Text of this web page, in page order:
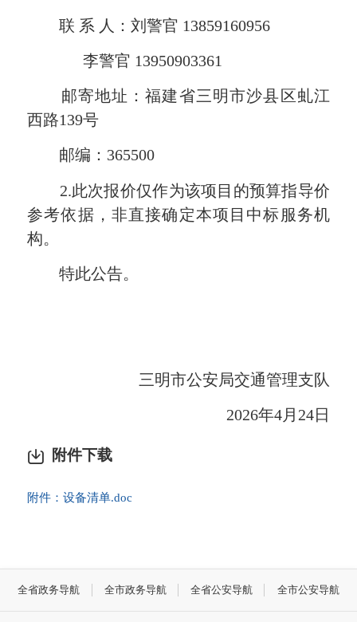
联 系 人：刘警官 13859160956
李警官 13950903361
邮寄地址：福建省三明市沙县区虬江
西路139号
邮编： 365500
2.此次报价仅作为该项目的预算指导价
参考依据，非直接确定本项目中标服务机
构。
特此公告。
三明市公安局交通管理支队
2026年4月 24日
附件下载
附件：设备清单.doc
全省政务导航 全市政务导航 全省公安导航 全市公安导航